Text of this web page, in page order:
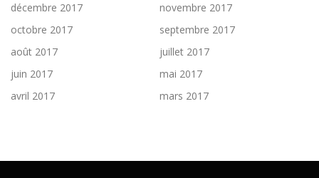
décembre 2017
novembre 2017
octobre 2017
septembre 2017
août 2017
juillet 2017
juin 2017
mai 2017
avril 2017
mars 2017